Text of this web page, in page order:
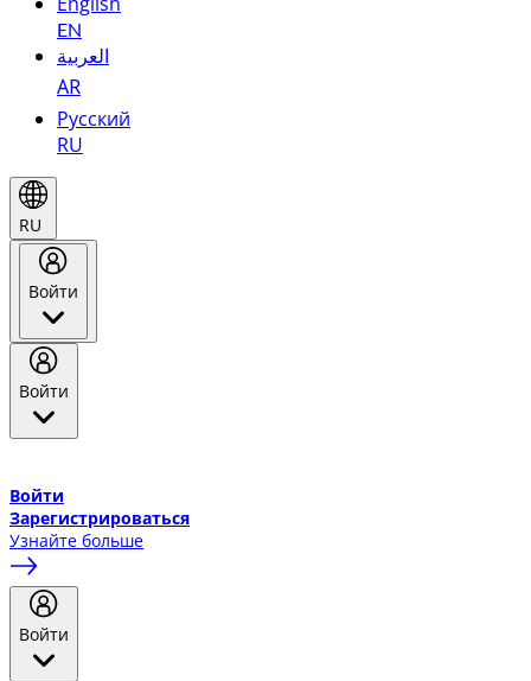
EN
العربية
AR
Русский
RU
RU
Войти
Войти
Войти
Зарегистрироваться
Узнайте больше
Войти